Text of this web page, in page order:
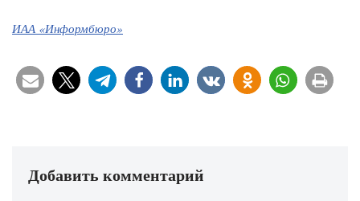
ИАА «Информбюро»
Добавить комментарий